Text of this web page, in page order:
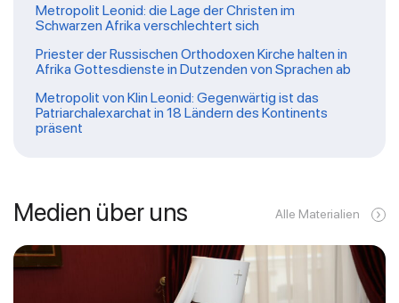
Metropolit Leonid: die Lage der Christen im
Schwarzen Afrika verschlechtert sich
Priester der Russischen Orthodoxen Kirche halten in
Afrika Gottesdienste in Dutzenden von Sprachen ab
Metropolit von Klin Leonid: Gegenwärtig ist das
Patriarchalexarchat in 18 Ländern des Kontinents
präsent
Medien über uns Alle Materialien